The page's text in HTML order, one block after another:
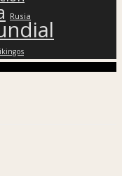
Rusia